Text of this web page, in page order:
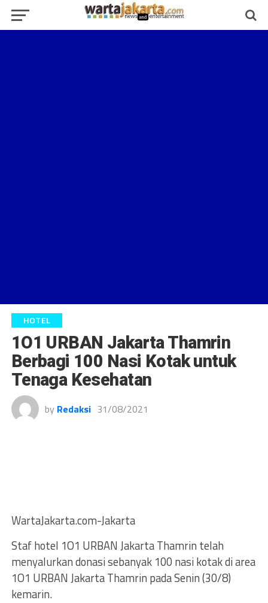
HOTEL
1O1 URBAN Jakarta Thamrin
Berbagi 100 Nasi Kotak untuk
Tenaga Kesehatan
by Redaksi 31/08/2021
WartaJakarta.com-Jakarta
Staf hotel 1O1 URBAN Jakarta Thamrin telah
menyalurkan donasi sebanyak 100 nasi kotak di area
1O1 URBAN Jakarta Thamrin pada Senin (30/8)
kemarin.